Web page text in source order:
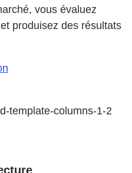
vous évaluez
produisez des résultats
template-columns-1-2